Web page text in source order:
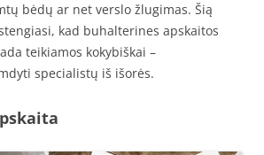
bėdų ar net verslo žlugimas. Šią
kad buhalterines apskaitos
teikiamos kokybiškai –
specialistų iš išorės.